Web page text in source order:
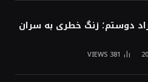
دوستم؛ زنگ خطری به سران
381
VIEWS